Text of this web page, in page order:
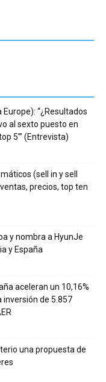
“¿Resultados
al sexto puesto en
5’” (Entrevista)
(sell in y sell
precios, top ten
y nombra a HyunJe
y España
aceleran un 10,16%
inversión de 5.857
una propuesta de